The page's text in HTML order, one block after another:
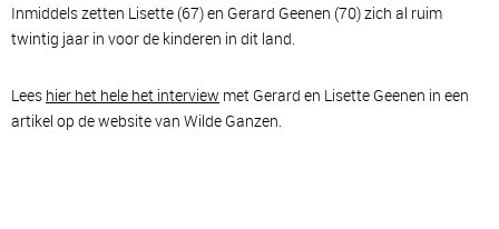
Inmiddels zetten Lisette (67) en Gerard Geenen (70) zich al ruim
twintig jaar in voor de kinderen in dit land.
Lees hier het hele het interview met Gerard en Lisette Geenen in een
artikel op de website van Wilde Ganzen.